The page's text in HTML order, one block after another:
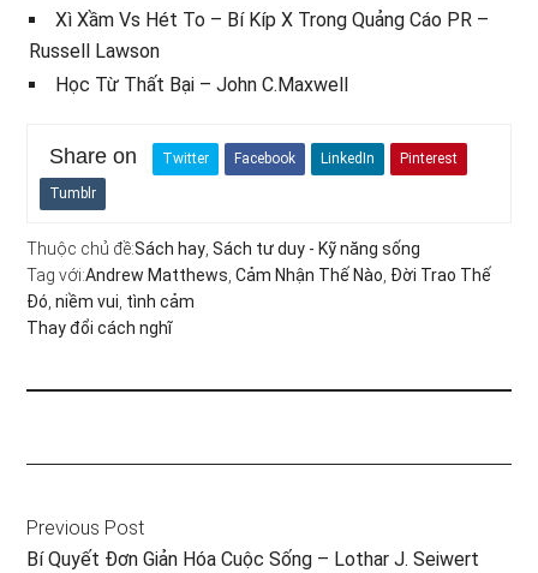
Xì Xầm Vs Hét To – Bí Kíp X Trong Quảng Cáo PR –
Russell Lawson
Học Từ Thất Bại – John C.Maxwell
Share on Twitter Facebook LinkedIn Pinterest
Tumblr
Thuộc chủ đề:Sách hay,Sách tư duy - Kỹ năng sống
Tag với:Andrew Matthews,Cảm Nhận Thế Nào, Đời Trao Thế
Đó,niềm vui, tình cảm
Thay đổi cách nghĩ
Previous Post
Bí Quyết Đơn Giản Hóa Cuộc Sống – Lothar J. Seiwert